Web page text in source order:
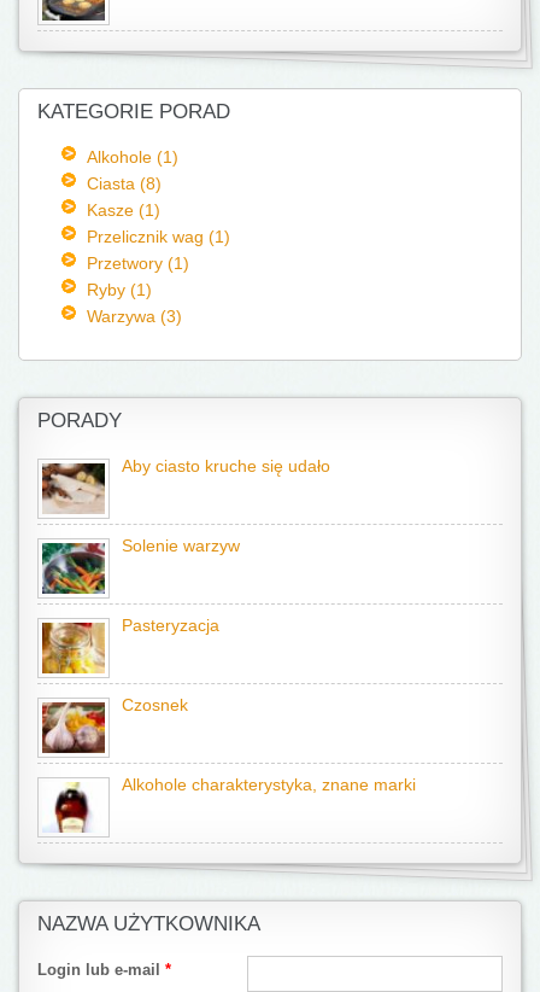
KATEGORIE PORAD
Alkohole (1)
Ciasta (8)
Kasze (1)
Przelicznik wag (1)
Przetwory (1)
Ryby (1)
Warzywa (3)
PORADY
Aby ciasto kruche się udało
Solenie warzyw
Pasteryzacja
Czosnek
Alkohole charakterystyka, znane marki
NAZWA UŻYTKOWNIKA
Login lub e-mail *